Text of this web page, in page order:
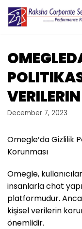
Skip
content
December 7, 2023
Omegle’da Gizlilik
Korunması
Omegle,
insanlarla chat
platformudur.
kişisel verilerin
önemlidir.